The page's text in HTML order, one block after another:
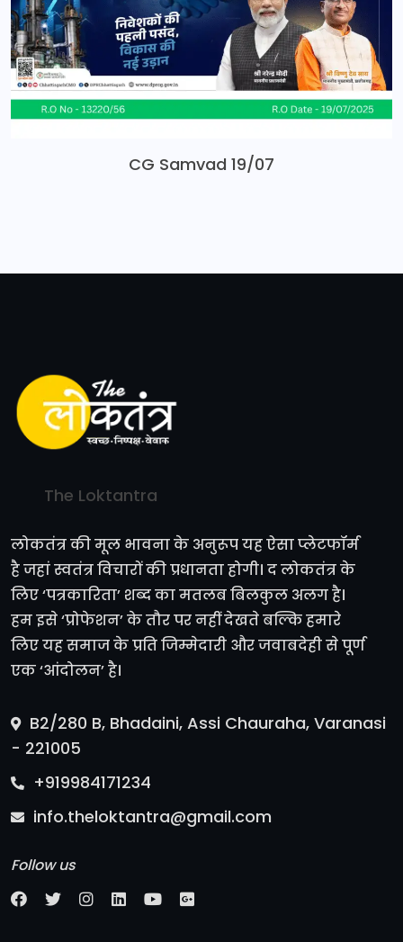
CG Samvad 19/07
The Loktantra
लोकतंत्र की मूल भावना के अनुरूप यह ऐसा प्लेटफॉर्म
है जहां स्वतंत्र विचारों की प्रधानता होगी। द लोकतंत्र के
लिए ‘पत्रकारिता’ शब्द का मतलब बिलकुल अलग है।
हम इसे ‘प्रोफेशन’ के तौर पर नहीं देखते बल्कि हमारे
लिए यह समाज के प्रति जिम्मेदारी और जवाबदेही से पूर्ण
एक ‘आंदोलन’ है।
B2/280 B, Bhadaini, Assi Chauraha, Varanasi
- 221005
+919984171234
info.theloktantra@gmail.com
Follow us